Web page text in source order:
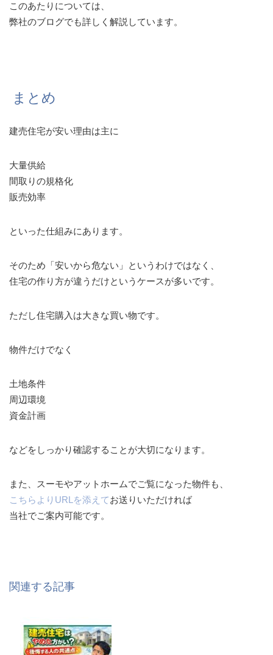
このあたりについては、
弊社のブログでも詳しく解説しています。
まとめ
建売住宅が安い理由は主に
大量供給
間取りの規格化
販売効率
といった仕組みにあります。
そのため「安いから危ない」というわけではなく、
住宅の作り方が違うだけというケースが多いです。
ただし住宅購入は大きな買い物です。
物件だけでなく
土地条件
周辺環境
資金計画
などをしっかり確認することが大切になります。
また、スーモやアットホームでご覧になった物件も、
こちらよりURLを添えてお送りいただければ
当社でご案内可能です。
関連する記事